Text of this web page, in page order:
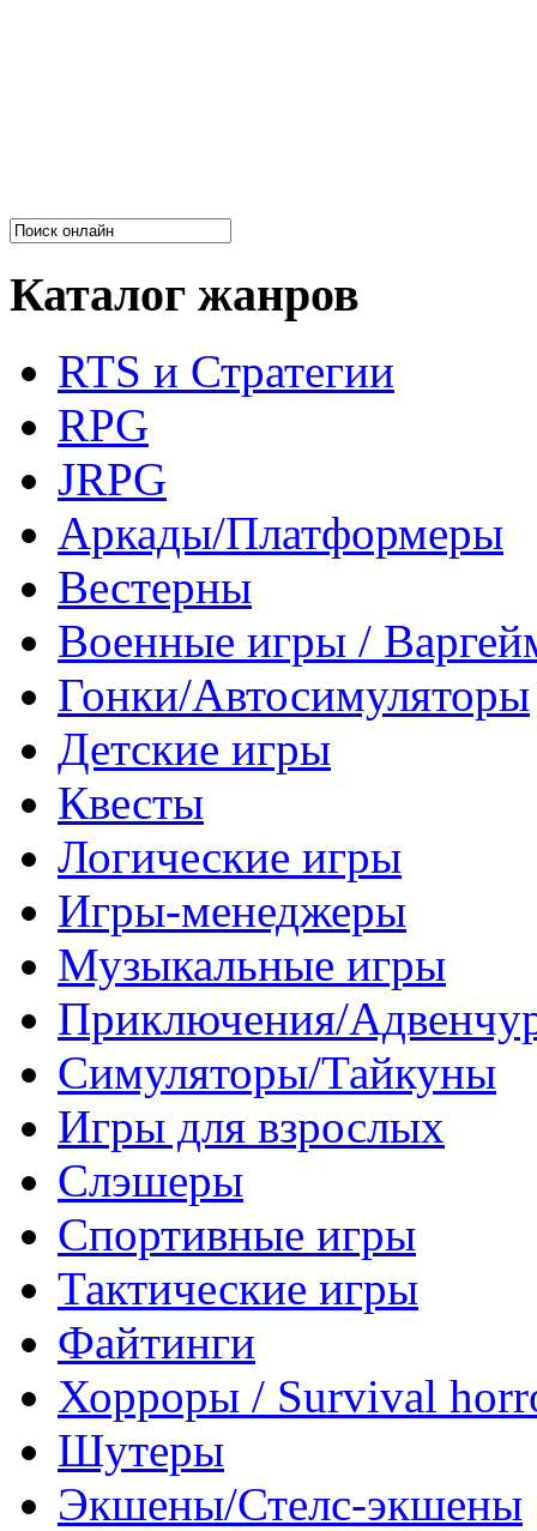
Каталог жанров
RTS и Стратегии
RPG
JRPG
Аркады/Платформеры
Вестерны
Военные игры /
Гонки/Автосимуляторы
Детские игры
Квесты
Логические игры
Игры-менеджеры
Музыкальные игры
Приключения/
Симуляторы/Тайкуны
Игры для взрослых
Слэшеры
Спортивные игры
Тактические игры
Файтинги
Хорроры / Survival
Шутеры
Экшены/Стелс-экшены